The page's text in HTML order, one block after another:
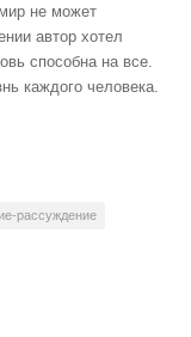
не может
автор хотел
способна на все.
каждого человека.
рассуждение